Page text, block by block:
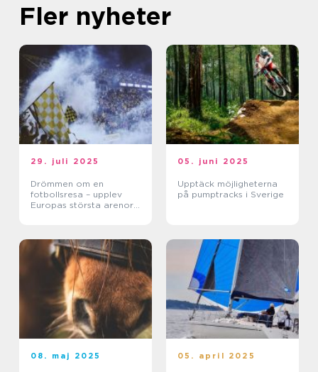
Fler nyheter
29. juli 2025
Drömmen om en
fotbollsresa – upplev
Europas största arenor
05. juni 2025
Upptäck möjligheterna
på pumptracks i Sverige
08. maj 2025 05. april 2025